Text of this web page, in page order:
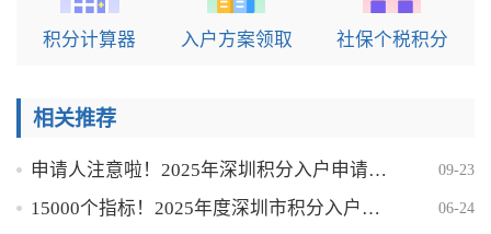
积分计算器 入户方案领取 社保个税积分
相关推荐
申请人注意啦！2025年深圳积分入户申请时间将于9月30日截止！ 09-23
15000个指标！2025年度深圳市积分入户申请工作于6月25日正式启动 06-24